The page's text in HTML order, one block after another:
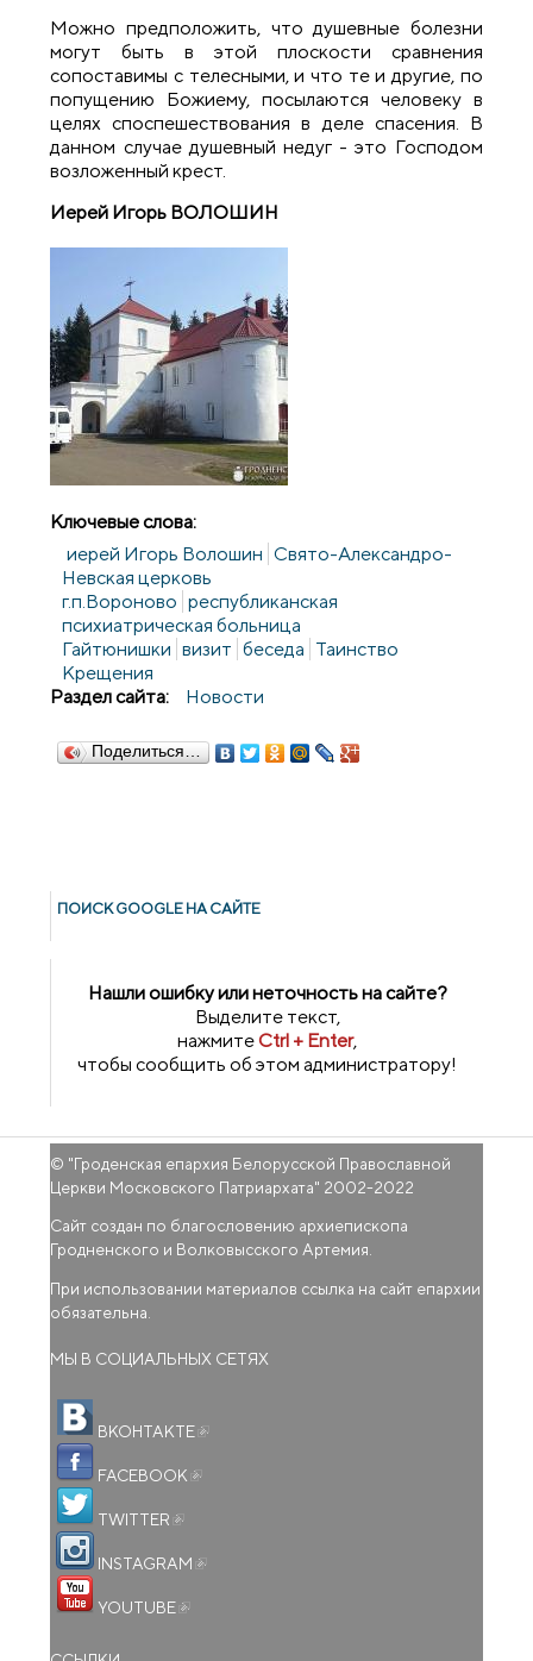
Можно предположить, что душевные болезни
могут быть в этой плоскости сравнения
сопоставимы с телесными, и что те и другие, по
попущению Божиему, посылаются человеку в
целях споспешествования в деле спасения. В
данном случае душевный недуг - это Господом
возложенный крест.
Иерей Игорь ВОЛОШИН
Ключевые слова:
иерей Игорь Волошин Свято-Александро-
Невская церковь
г.п.Вороново республиканская
психиатрическая больница
Гайтюнишки визит беседа Таинство
Крещения
Раздел сайта:
Новости
Поделиться…
ПОИСК GOОGLE НА САЙТЕ
Нашли ошибку или неточность на сайте?
Выделите текст,
нажмитеCtrl + Enter,
чтобы сообщить об этом администратору!
© "Гроденская епархия Белорусской Православной
Церкви Московского Патриархата" 2002-2022
Сайт создан по благословению архиепископа
Гродненского и Волковысского Артемия.
При использовании материалов ссылка на сайт епархии
обязательна.
МЫ В СОЦИАЛЬНЫХ СЕТЯХ
ВКОНТАКТЕ
FACEBOOK
TWITTER
INSTAGRAM
YOUTUBE